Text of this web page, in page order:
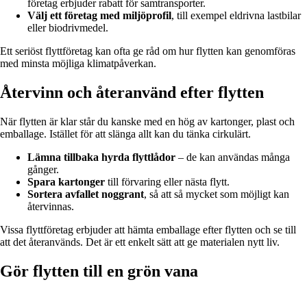
företag erbjuder rabatt för samtransporter.
Välj ett företag med miljöprofil, till exempel eldrivna lastbilar
eller biodrivmedel.
Ett seriöst flyttföretag kan ofta ge råd om hur flytten kan genomföras
med minsta möjliga klimatpåverkan.
Återvinn och återanvänd efter flytten
När flytten är klar står du kanske med en hög av kartonger, plast och
emballage. Istället för att slänga allt kan du tänka cirkulärt.
Lämna tillbaka hyrda flyttlådor – de kan användas många
gånger.
Spara kartonger till förvaring eller nästa flytt.
Sortera avfallet noggrant, så att så mycket som möjligt kan
återvinnas.
Vissa flyttföretag erbjuder att hämta emballage efter flytten och se till
att det återanvänds. Det är ett enkelt sätt att ge materialen nytt liv.
Gör flytten till en grön vana